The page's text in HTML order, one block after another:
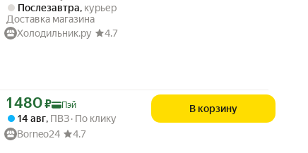
Послезавтра, курьер
Доставка магазина
Холодильник.ру
4.7
Цена с картой Яндекс Пэй 1480 ₽ вместо
1 480₽ Пэй
14 авг, ПВЗ По клику
Borneo24
4.7
В корзину